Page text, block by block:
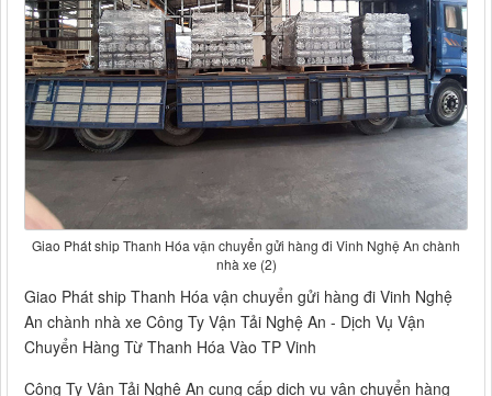
Giao Phát ship Thanh Hóa vận chuyển gửi hàng đi Vinh Nghệ An chành
nhà xe (2)
Giao Phát ship Thanh Hóa vận chuyển gửi hàng đi Vinh Nghệ
An chành nhà xe Công Ty Vận Tải Nghệ An - Dịch Vụ Vận
Chuyển Hàng Từ Thanh Hóa Vào TP Vinh
Công Ty Vận Tải Nghệ An cung cấp dịch vụ vận chuyển hàng